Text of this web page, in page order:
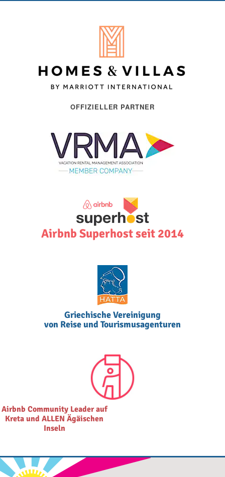
OFFIZIELLER PARTNER
Airbnb Superhost seit 2014
Griechische Vereinigung
von Reise und Tourismusagenturen
Airbnb Community Leader auf
Kreta und ALLEN Ägäischen
Inseln